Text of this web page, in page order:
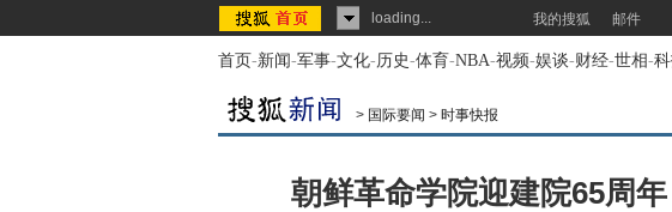
loading... 我的搜狐 邮件
首页-新闻-军事-文化-历史-体育-NBA-视频-娱谈-财经-世相-
> 国际要闻 > 时事快报
朝鲜革命学院迎建院65周